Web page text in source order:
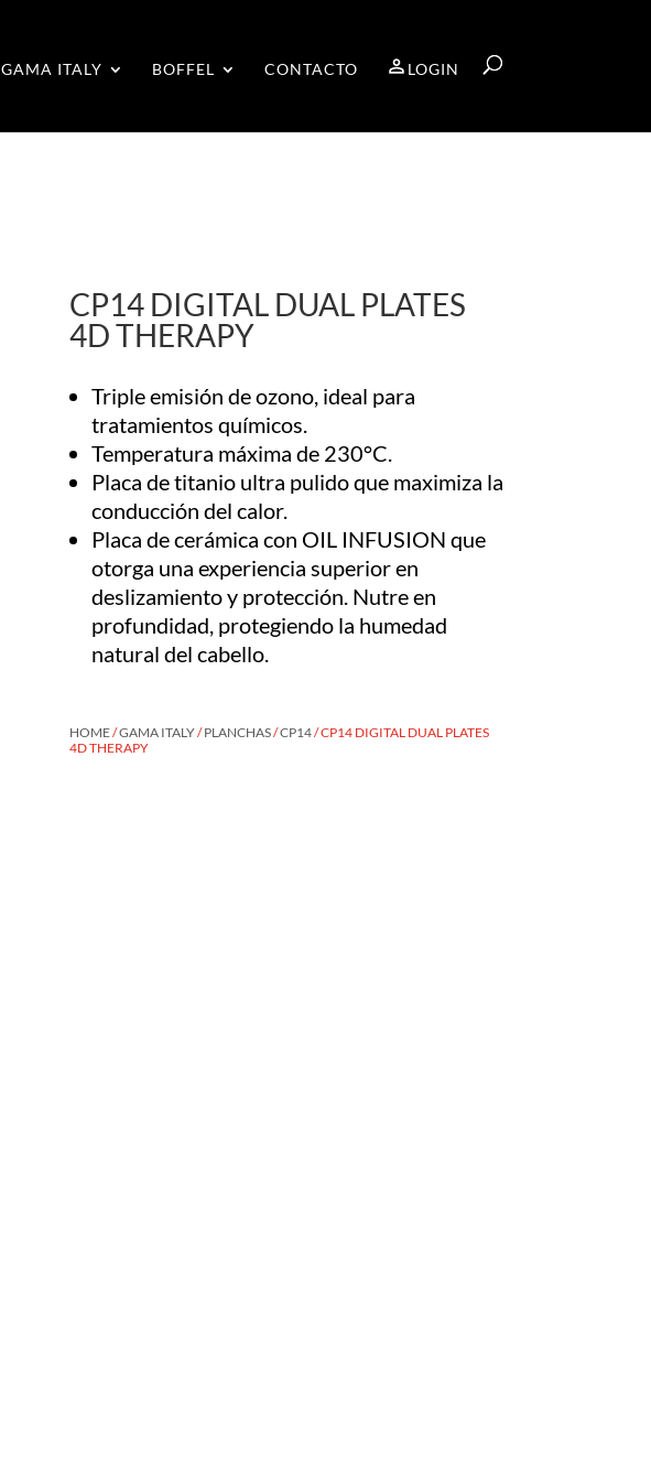
GAMA ITALY BOFFEL CONTACTO LOGIN
CP14 DIGITAL DUAL PLATES
4D THERAPY
Triple emisión de ozono, ideal para
tratamientos químicos.
Temperatura máxima de 230°C.
Placa de titanio ultra pulido que maximiza la
conducción del calor.
Placa de cerámica con OIL INFUSION que
otorga una experiencia superior en
deslizamiento y protección. Nutre en
profundidad, protegiendo la humedad
natural del cabello.
HOME/GAMA ITALY/PLANCHAS/CP14/ CP14 DIGITAL DUAL PLATES
4D THERAPY